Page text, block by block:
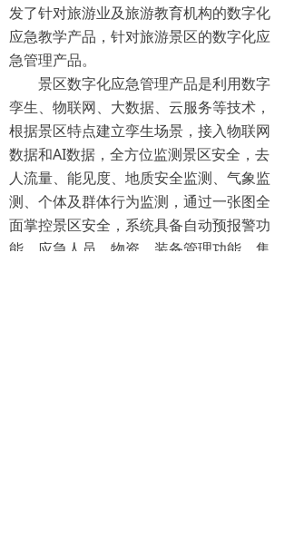
发了针对旅游业及旅游教育机构的数字化
应急教学产品，针对旅游景区的数字化应
急管理产品。
景区数字化应急管理产品是利用数字
孪生、物联网、大数据、云服务等技术，
根据景区特点建立孪生场景，接入物联网
数据和AI数据，全方位监测景区安全，去
人流量、能见度、地质安全监测、气象监
测、个体及群体行为监测，通过一张图全
面掌控景区安全，系统具备自动预报警功
能，应急人员、物资、装备管理功能，集